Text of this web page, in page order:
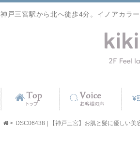
神戸三宮駅から北へ徒歩4分。イノアカラ
> DSC06438 | 【神戸三宮】お肌と髪に優しい美